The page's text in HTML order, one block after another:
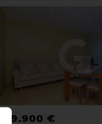
379.900 €